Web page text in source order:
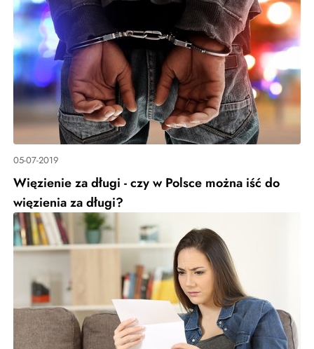
05-07-2019
Więzienie za długi - czy w Polsce można iść do
więzienia za długi?